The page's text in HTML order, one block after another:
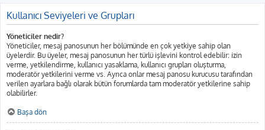
Kullanıcı Seviyeleri ve Grupları
Yöneticiler nedir?
Yöneticiler, mesaj panosunun her bölümünde en çok yetkiye sahip olan
üyelerdir. Bu üyeler, mesaj panosunun her türlü işlevini kontrol edebilir: izin
verme, yetkilendirme, kullanıcı yasaklama, kullanıcı grupları oluşturma,
moderatör yetkilerini verme vs. Ayrıca onlar mesaj panosu kurucusu tarafından
verilen ayarlara bağlı olarak bütün forumlarda tam moderatör yetkilerine sahip
olabilirler.
Başa dön